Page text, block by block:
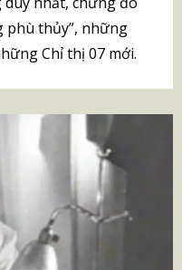
phù thủy”, những
Chỉ thị 07 mới.